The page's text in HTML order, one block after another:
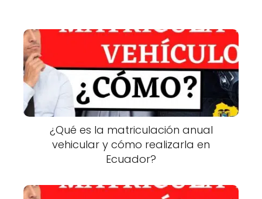
¿Qué es la matriculación anual
vehicular y cómo realizarla en
Ecuador?